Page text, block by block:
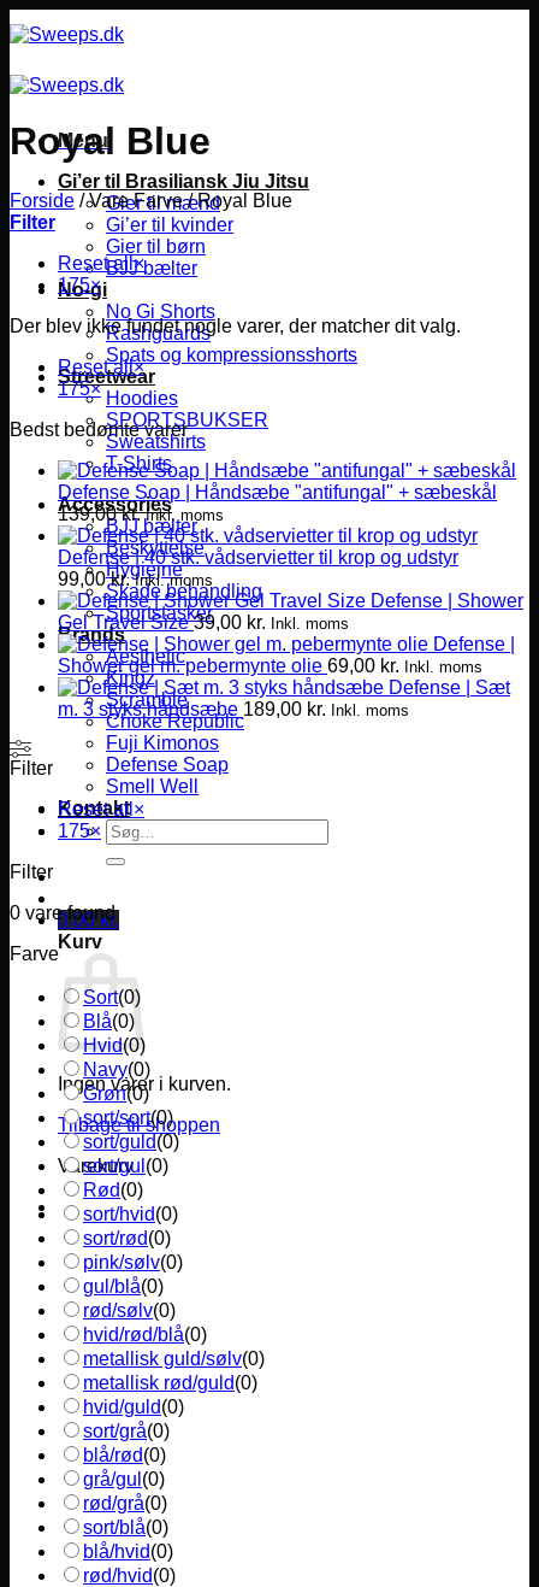
til
Menu
Gi’er til Brasiliansk Jiu Jitsu
Gier til mænd
Gi’er til kvinder
Gier til børn
BJJ bælter
No-gi
No Gi Shorts
Rashguards
Spats og kompressionsshorts
Streetwear
Hoodies
SPORTSBUKSER
Sweatshirts
T-Shirts
Accessories
BJJ bælter
Beskyttelse
Hygiejne
Skade behandling
Sportstasker
Brands
Aesthetic
Kingz
Scramble
Choke Republic
Fuji Kimonos
Defense Soap
Smell Well
Kontakt
Søg
efter:
0,00 kr.
Kurv
Ingen varer i kurven.
Tilbage til shoppen
Varekurv
Royal Blue
Forside /Vare Farve/Royal Blue
Filter
Reset all×
175×
Der blev ikke fundet nogle varer, der matcher dit valg.
Reset all×
175×
Bedst bedømte varer
Defense Soap | Håndsæbe "antifungal" + sæbeskål
139,00kr. Inkl. moms
Defense | 40 stk. vådservietter til krop og udstyr
99,00kr. Inkl. moms
Defense | Shower
Gel Travel Size 39,00 kr. Inkl. moms
Defense |
Shower gel m. pebermynte olie 69,00 kr. Inkl. moms
Defense | Sæt
m. 3 styks håndsæbe 189,00 kr. Inkl. moms
Filter
Reset all ×
175×
Filter
0 vare found
Farve
Sort(0)
Blå(0)
Hvid(0)
Navy(0)
Grøn(0)
sort/sort(0)
sort/guld(0)
sort/gul (0)
Rød(0)
sort/hvid(0)
sort/rød(0)
pink/sølv(0)
gul/blå(0)
rød/sølv(0)
hvid/rød/blå(0)
metallisk guld/sølv(0)
metallisk rød/guld(0)
hvid/guld(0)
sort/grå(0)
blå/rød(0)
grå/gul (0)
rød/grå(0)
sort/blå(0)
blå/hvid(0)
rød/hvid(0)